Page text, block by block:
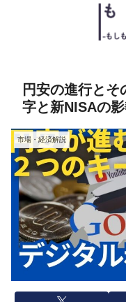
円安の進行と
字と新NISAの
市場・経済解説